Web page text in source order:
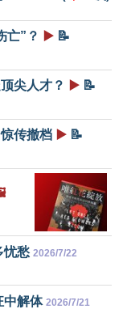
亡”？ ▶️ 📝
尖人才？ ▶️ 📝
传撤档 ▶️ 📝
忧愁 2026/7/22
中解体 2026/7/21